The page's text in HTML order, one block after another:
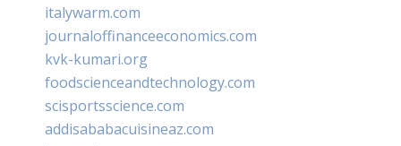
italywarm.com
journaloffinanceeconomics.com
kvk-kumari.org
foodscienceandtechnology.com
scisportsscience.com
addisababacuisineaz.com